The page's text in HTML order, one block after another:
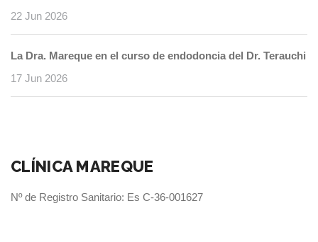
22 Jun 2026
La Dra. Mareque en el curso de endodoncia del Dr. Terauchi
17 Jun 2026
CLÍNICA MAREQUE
Nº de Registro Sanitario: Es C-36-001627